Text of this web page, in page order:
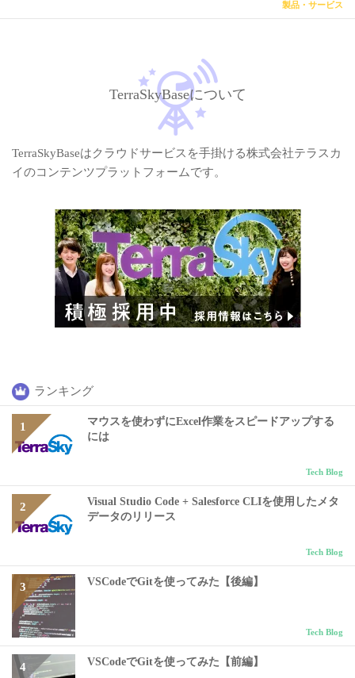
製品・サービス
TerraSkyBaseについて
TerraSkyBaseはクラウドサービスを手掛ける株式会社テラスカ
イのコンテンツプラットフォームです。
ランキング
マウスを使わずにExcel作業をスピードアップする
には
Tech Blog
Visual Studio Code + Salesforce CLIを使用したメタ
データのリリース
Tech Blog
VSCodeでGitを使ってみた【後編】
Tech Blog
VSCodeでGitを使ってみた【前編】